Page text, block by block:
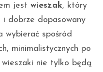
jest wieszak, który
i dobrze dopasowany
wybierać spośród
minimalistycznych po
nie tylko będą